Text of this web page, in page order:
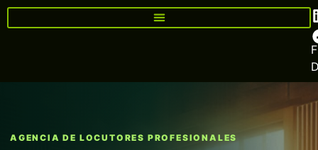
AGENCIA DE LOCUTORES PROFESIONALES